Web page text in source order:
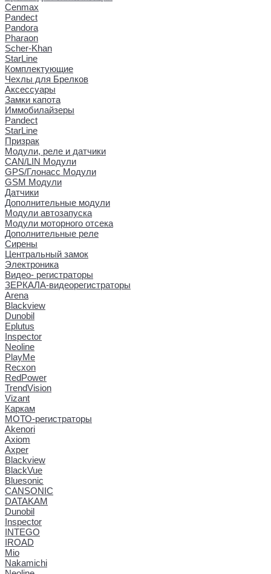
Cenmax
Pandect
Pandora
Pharaon
Scher-Khan
StarLine
Комплектующие
Чехлы для Брелков
Аксессуары
Замки капота
Иммобилайзеры
Pandect
StarLine
Призрак
Модули, реле и датчики
CAN/LIN Модули
GPS/Глонасс Модули
GSM Модули
Датчики
Дополнительные модули
Модули автозапуска
Модули моторного отсека
Дополнительные реле
Сирены
Центральный замок
Электроника
Видео- регистраторы
ЗЕРКАЛА-видеорегистраторы
Arena
Blackview
Dunobil
Eplutus
Inspector
Neoline
PlayMe
Recxon
RedPower
TrendVision
Vizant
Каркам
МОТО-регистраторы
Akenori
Axiom
Axper
Blackview
BlackVue
Bluesonic
CANSONIC
DATAKAM
Dunobil
Inspector
INTEGO
IROAD
Mio
Nakamichi